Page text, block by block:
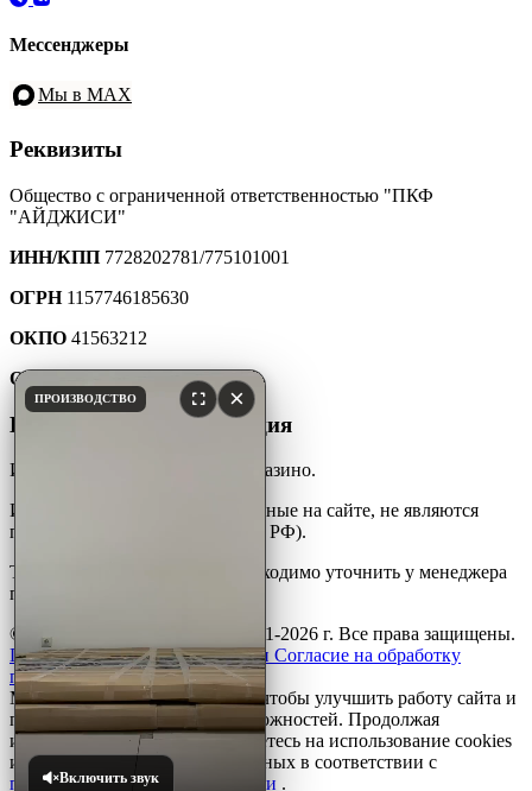
Мессенджеры
Мы в MAX
Реквизиты
Общество с ограниченной ответственностью "ПКФ
"АЙДЖИСИ"
ИНН/КПП 7728202781/775101001
ОГРН1157746185630
ОКПО 41563212
ОКТМО
45907000000
Юридическая информация
Интернет-каталог мебели для казино.
Информация и цены, размещенные на сайте, не являются
публичной офертой (ст. 427 ГК РФ).
Точную стоимость товара необходимо уточнить у менеджера
по телефону.
© ООО «ПКФ»АйДжиСи» 2001-2026 г. Все права защищены.
Политика конфиденциальности Согласие на обработку
персональных данных
Мы используем файлыcookie, чтобы улучшить работу сайта и
предоставить вам больше возможностей. Продолжая
использовать сайт, вы соглашаетесь на использование cookies
и обработку персональных данных в соответствии с
политикой конфиденциальности .
ПРОИЗВОДСТВО ×
Включить звук